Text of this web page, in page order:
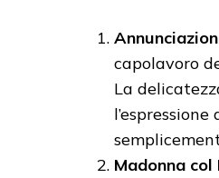
capolavoro
La
Madonna